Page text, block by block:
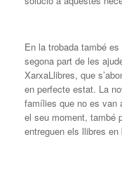
En la trobada també
segona part de les
XarxaLlibres, que
en perfecte estat. La
famílies que no es van
el seu moment, també
entreguen els llibres en